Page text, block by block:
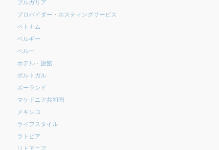
ブルガリア
プロバイダー・ホスティングサービス
ベトナム
ベルギー
ペルー
ホテル・旅館
ポルトガル
ポーランド
マケドニア共和国
メキシコ
ライフスタイル
ラトビア
リトアニア